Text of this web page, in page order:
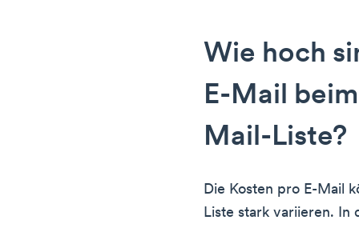
Wie hoch
E-Mail
Mail-Liste?
Die Kosten pro E-Mail
Liste stark variieren. In